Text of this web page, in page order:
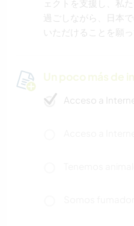
ェクトを支援し、私
過ごしながら、日本
いただけることを願
Un poco más de
Acceso a